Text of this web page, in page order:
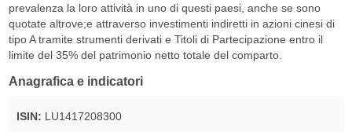
prevalenza la loro attività in uno di questi paesi, anche se sono
quotate altrove;e attraverso investimenti indiretti in azioni cinesi di
tipo A tramite strumenti derivati e Titoli di Partecipazione entro il
limite del 35% del patrimonio netto totale del comparto.
Anagrafica e indicatori
ISIN: LU1417208300